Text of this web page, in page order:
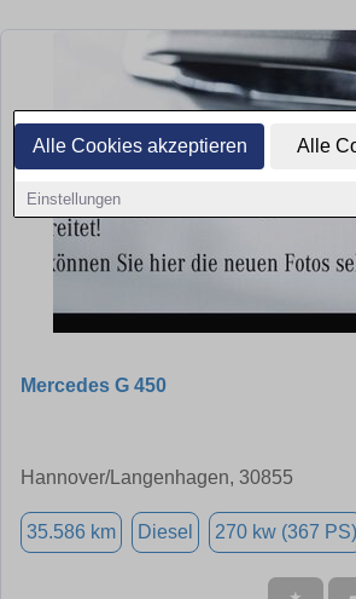
Alle Cookies akzeptieren Alle
Einstellungen
Mercedes G 450
Hannover/Langenhagen, 30855
35.586 km Diesel 270 kw (367 PS)